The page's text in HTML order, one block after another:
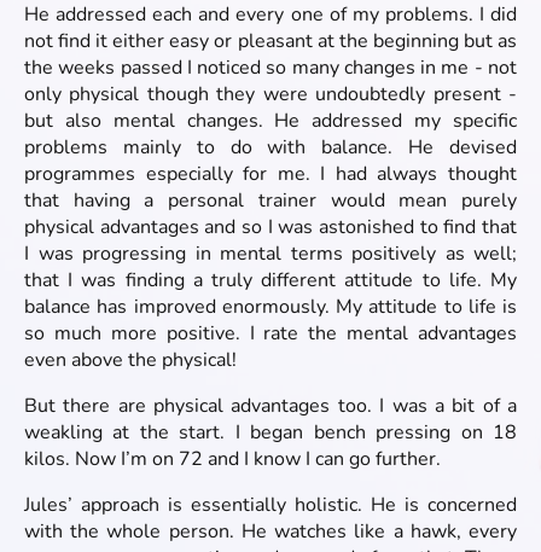
He addressed each and every one of my problems. I did
not find it either easy or pleasant at the beginning but as
the weeks passed I noticed so many changes in me - not
only physical though they were undoubtedly present -
but also mental changes. He addressed my specific
problems mainly to do with balance. He devised
programmes especially for me. I had always thought
that having a personal trainer would mean purely
physical advantages and so I was astonished to find that
I was progressing in mental terms positively as well;
that I was finding a truly different attitude to life. My
balance has improved enormously. My attitude to life is
so much more positive. I rate the mental advantages
even above the physical!
But there are physical advantages too. I was a bit of a
weakling at the start. I began bench pressing on 18
kilos. Now I’m on 72 and I know I can go further.
Jules’ approach is essentially holistic. He is concerned
with the whole person. He watches like a hawk, every